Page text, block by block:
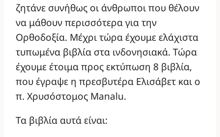
ζητάνε συνήθως οι άνθρωποι που θέλουν
να μάθουν περισσότερα για την
Ορθοδοξία. Μέχρι τώρα έχουμε ελάχιστα
τυπωμένα βιβλία στα ινδονησιακά. Τώρα
έχουμε έτοιμα προς εκτύπωση 8 βιβλία,
που έγραψε η πρεσβυτέρα Ελισάβετ και ο
π. Χρυσόστομος Manalu.
Τα βιβλία αυτά είναι: